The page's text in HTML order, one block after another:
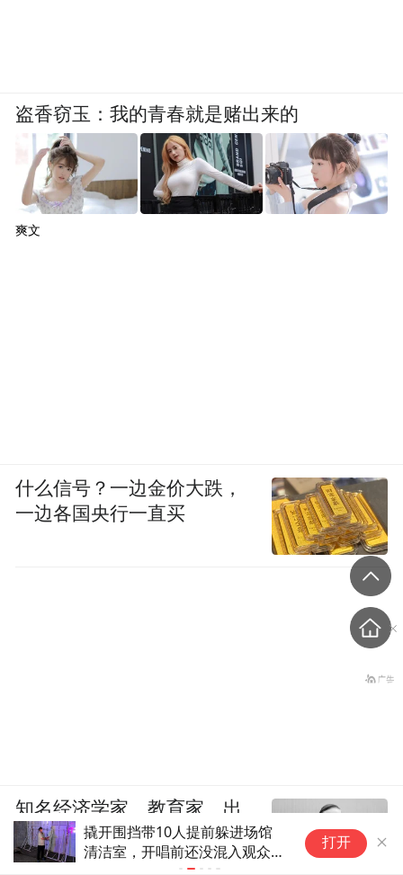
撬开围挡带10人提前躲进场馆
清洁室，开唱前还没混入观众席
就被抓，王力宏西安演唱会一
打开
盗香窃玉：我的青春就是赌出来的
爽文
什么信号？一边金价大跌，
一边各国央行一直买
知名经济学家、教育家、出
版人高希均辞世，享年90岁